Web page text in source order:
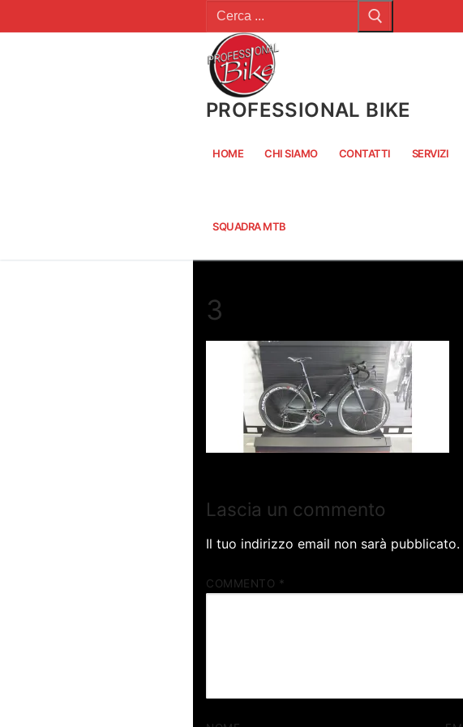
al
PROFESSIONAL BIKE
HOME CHI SIAMO CONTATTI SERVIZI
SQUADRA MTB
3
Lascia un commento
Il tuo indirizzo email non sarà pubblicato.
COMMENTO *